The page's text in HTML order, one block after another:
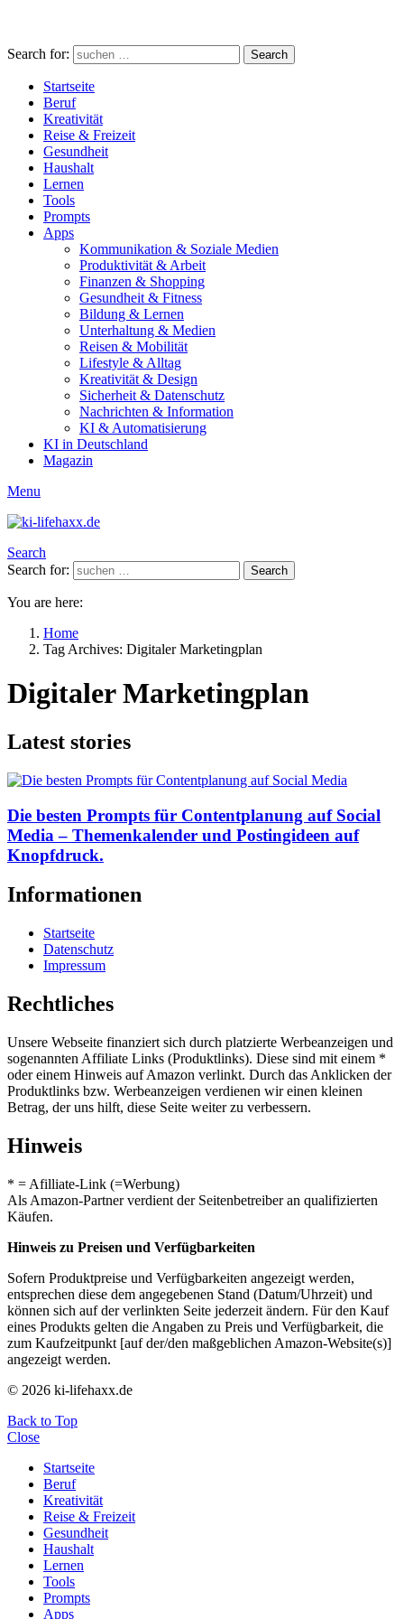
Search for: Search
Startseite
Beruf
Kreativität
Reise & Freizeit
Gesundheit
Haushalt
Lernen
Tools
Prompts
Apps
Kommunikation & Soziale Medien
Produktivität & Arbeit
Finanzen & Shopping
Gesundheit & Fitness
Bildung & Lernen
Unterhaltung & Medien
Reisen & Mobilität
Lifestyle & Alltag
Kreativität & Design
Sicherheit & Datenschutz
Nachrichten & Information
KI & Automatisierung
KI in Deutschland
Magazin
Menu
Search
Search for:
Search
You are here:
Home
Tag Archives: Digitaler Marketingplan
Digitaler Marketingplan
Latest stories
Die besten Prompts für Contentplanung auf Social
Media – Themenkalender und Postingideen auf
Knopfdruck.
Informationen
Startseite
Datenschutz
Impressum
Rechtliches
Unsere Webseite finanziert sich durch platzierte Werbeanzeigen und
sogenannten Affiliate Links (Produktlinks). Diese sind mit einem *
oder einem Hinweis auf Amazon verlinkt. Durch das Anklicken der
Produktlinks bzw. Werbeanzeigen verdienen wir einen kleinen
Betrag, der uns hilft, diese Seite weiter zu verbessern.
Hinweis
* = Afilliate-Link (=Werbung)
Als Amazon-Partner verdient der Seitenbetreiber an qualifizierten
Käufen.
Hinweis zu Preisen und Verfügbarkeiten
Sofern Produktpreise und Verfügbarkeiten angezeigt werden,
entsprechen diese dem angegebenen Stand (Datum/Uhrzeit) und
können sich auf der verlinkten Seite jederzeit ändern. Für den Kauf
eines Produkts gelten die Angaben zu Preis und Verfügbarkeit, die
zum Kaufzeitpunkt [auf der/den maßgeblichen Amazon-Website(s)]
angezeigt werden.
© 2026 ki-lifehaxx.de
Back to Top
Close
Startseite
Beruf
Kreativität
Reise & Freizeit
Gesundheit
Haushalt
Lernen
Tools
Prompts
Apps